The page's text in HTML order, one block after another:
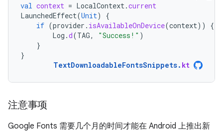
val context = LocalContext .current
LaunchedEffect(Unit)
{
if (provider . isAvailableOnDevice(context))
{
Log .d(TAG, "Success!" )
}
}
TextDownloadableFontsSnippets. kt
注意事项
Google Fonts 需要几个月的时间才能在 Android 上推出新